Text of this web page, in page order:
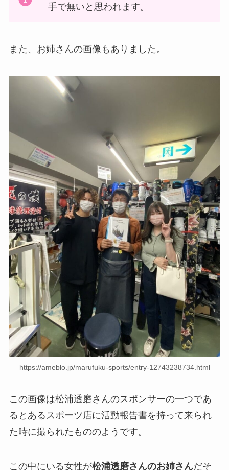
手で無いと思われます。
また、お姉さんの画像もありました。
https://ameblo.jp/marufuku-sports/entry-12743238734.html
この画像は松浦透磨さんのスポンサーの一つであ
るとあるスポーツ店に活動報告書を持って来られ
た時に撮られたもののようです。
この中にいる女性が松浦透磨さんのお姉さんだそ